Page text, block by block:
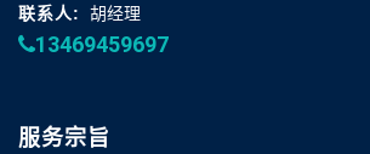
联系人:
胡经理
13469459697
服务宗旨